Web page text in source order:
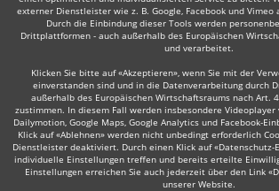
externer Dienstleister wie z. B. Google, Facebook und Vimeo
Durch die Einbindung dieser Tools werden
Drittplattformen - auch außerhalb des Europäischen
und verarbeitet.
Klicken Sie bitte auf «Akzeptieren», wenn Sie mit der
einverstanden sind und in die Datenverarbeitung durch
außerhalb des Europäischen Wirtschaftsraums nach Art.
zustimmen. In diesem Fall werden insbesondere Videoplayer
Dailymotion, Google Maps, Google Analytics und Facebook-
Klick auf «Ablehnen» werden nicht unbedingt erforderlich
Dienstleister deaktiviert. Durch einen Klick auf «Datenschutz-
individuelle Einstellungen treffen und bereits erteilte
Einstellungen erreichen Sie auch jederzeit über den Link
unserer Website.